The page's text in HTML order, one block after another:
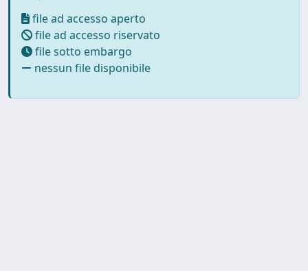
file ad accesso aperto
file ad accesso riservato
file sotto embargo
nessun file disponibile